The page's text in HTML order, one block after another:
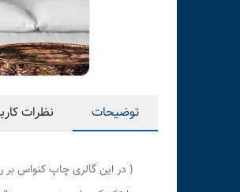
توضیحات نظرات
( در این گالری چاپ کنواس